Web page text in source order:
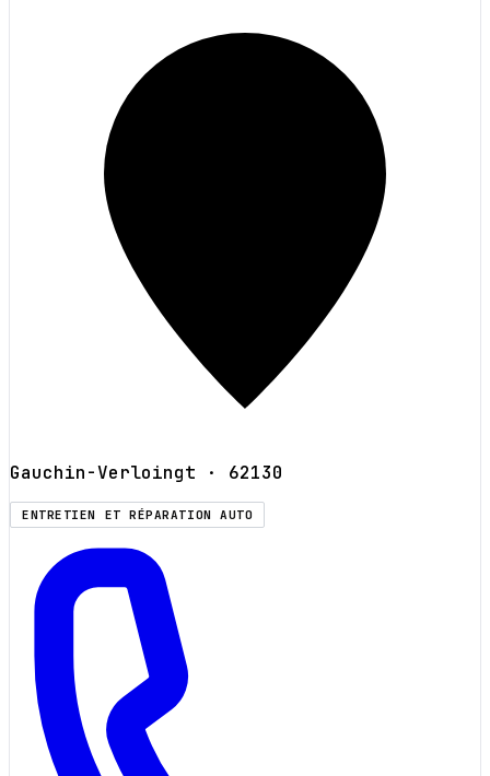
Gauchin-Verloingt · 62130
ENTRETIEN ET RÉPARATION AUTO